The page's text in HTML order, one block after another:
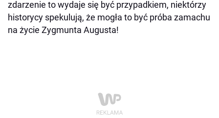
zdarzenie to wydaje się być przypadkiem, niektórzy
historycy spekulują, że mogła to być próba zamachu
na życie Zygmunta Augusta!